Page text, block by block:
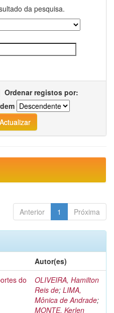
da pesquisa.
Ordenar registos por:
Anterior 1 Próxima
Autor(es)
do
OLIVEIRA, Hamilton
Reis de; LIMA,
Mônica de Andrade;
MONTE, Kerlen